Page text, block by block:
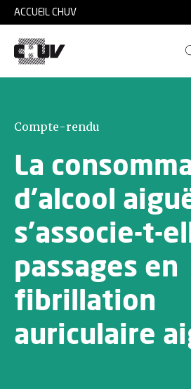
Skip to main content
ACCUEIL CHUV
Compte-rendu
La
d’alcool
s’associe-t-
passages en
fibrillation
auriculaire